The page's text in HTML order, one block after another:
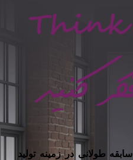
تاسیس شده در سال ۱۳۸۸ دارای سابقه طولانی در زمینه تولید